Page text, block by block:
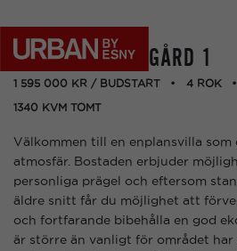
RÖRVIK VÄSTERGÅRD 1
1 595 000 KR / BUDSTART 4 ROK
1340 KVM TOMT
Välkommen till en enplansvilla som
atmosfär. Bostaden erbjuder
personliga prägel och eftersom
äldre snitt får du möjlighet att
och fortfarande bibehålla en god
är större än vanligt för området